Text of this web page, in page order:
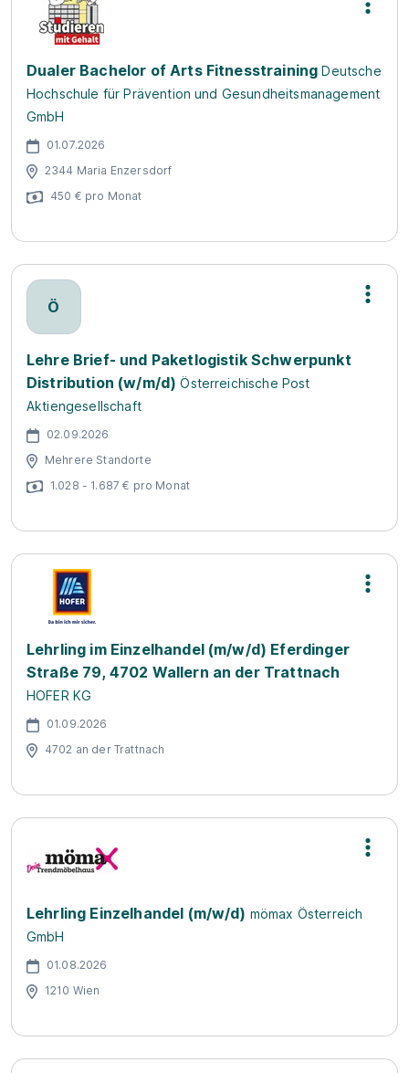
Dualer Bachelor of Arts Fitnesstraining Deutsche
Hochschule für Prävention und Gesundheitsmanagement
GmbH
01.07.2026
2344 Maria Enzersdorf
450 € pro Monat
Ö
Lehre Brief- und Paketlogistik Schwerpunkt
Distribution (w/m/d) Österreichische Post
Aktiengesellschaft
02.09.2026
Mehrere Standorte
1.028 - 1.687 € pro Monat
Lehrling im Einzelhandel (m/w/d) Eferdinger
Straße 79, 4702 Wallern an der Trattnach
HOFER KG
01.09.2026
4702 an der Trattnach
Lehrling Einzelhandel (m/w/d) mömax Österreich
GmbH
01.08.2026
1210 Wien